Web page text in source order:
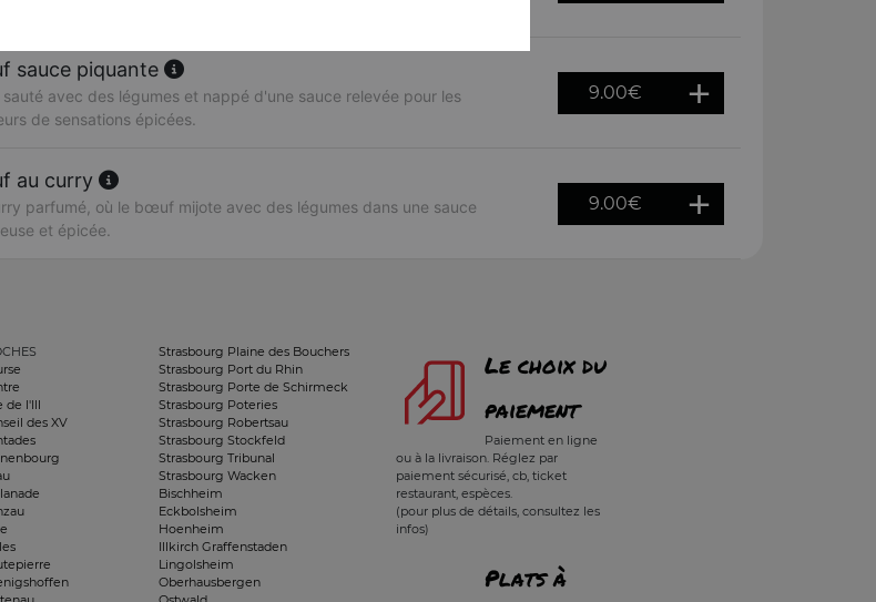
sauce piquante
avec des légumes et nappé d'une sauce relevée pour les
de sensations épicées.
9.00€
au curry
parfumé, où le bœuf mijote avec des légumes dans une sauce
et épicée.
9.00€
de l'Ill
des XV
Strasbourg Plaine des Bouchers
Strasbourg Port du Rhin
Strasbourg Porte de Schirmeck
Strasbourg Poteries
Strasbourg Robertsau
Strasbourg Stockfeld
Strasbourg Tribunal
Strasbourg Wacken
Bischheim
Eckbolsheim
Hoenheim
Illkirch Graffenstaden
Lingolsheim
Oberhausbergen
Le choix du
paiement
Paiement en ligne
ou à la livraison. Réglez par
paiement sécurisé, cb, ticket
restaurant, espèces.
(pour plus de détails, consultez les
infos)
Plats à